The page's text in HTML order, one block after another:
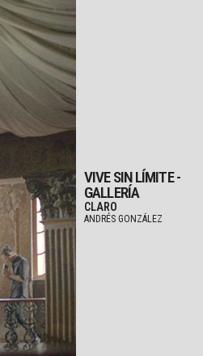
VIVE SIN LÍMITE -
GALLERÍA
CLARO
ANDRÉS GONZÁLEZ